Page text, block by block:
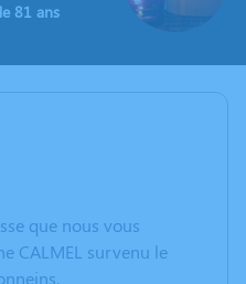
81 ans
que nous vous
CALMEL survenu le